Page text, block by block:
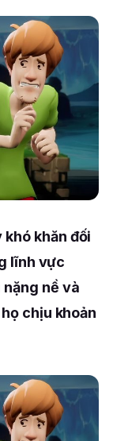
khăn đối
lĩnh vực
nề và
chịu khoản